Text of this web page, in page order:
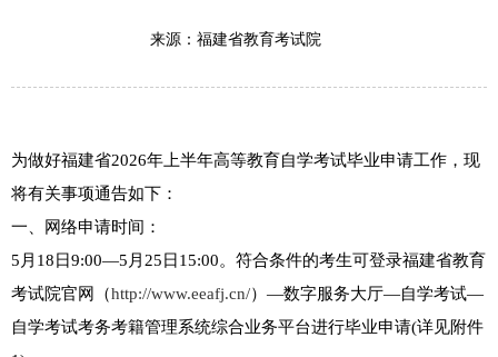
来源：福建省教育考试院
为做好福建省2026年上半年高等教育自学考试毕业申请工作，现
将有关事项通告如下：
一、网络申请时间：
5月18日9:00—5月25日15:00。符合条件的考生可登录福建省教育
考试院官网（http://www.eeafj.cn/）—数字服务大厅—自学考试—
自学考试考务考籍管理系统综合业务平台进行毕业申请(详见附件